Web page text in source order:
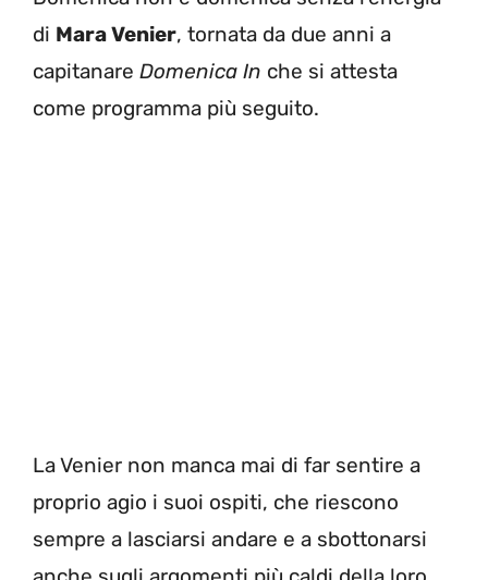
di Mara Venier, tornata da due anni a
capitanare Domenica In che si attesta
come programma più seguito.
La Venier non manca mai di far sentire a
proprio agio i suoi ospiti, che riescono
sempre a lasciarsi andare e a sbottonarsi